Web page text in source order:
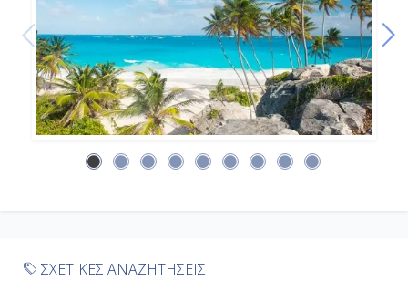
Γρενάδα, Γρενάδα
07:00
19:00
ΣΧΕΤΙΚΕΣ ΑΝΑΖΗΤΗΣΕΙΣ